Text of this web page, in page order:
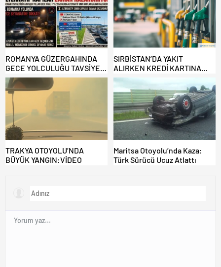
ROMANYA GÜZERGAHINDA
GECE YOLCULUĞU TAVSİYE
EDİLMİYOR: ALTERNATİF
KAPILAR ZAMAN
KAZANDIRIYOR!
SIRBİSTAN’DA YAKIT
ALIRKEN KREDİ KARTINA
DİKKAT: MAĞDUR OLMAYIN!
TRAKYA OTOYOLU’NDA
BÜYÜK YANGIN:VİDEO
Maritsa Otoyolu’nda Kaza:
Türk Sürücü Ucuz Atlattı